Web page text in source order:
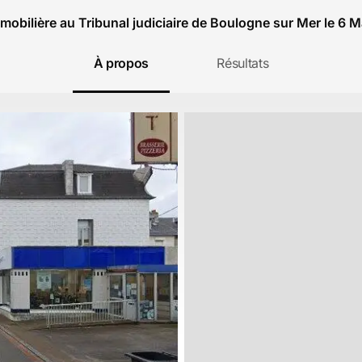
au Tribunal judiciaire de Boulogne sur Mer le 6
À propos Résultats